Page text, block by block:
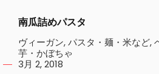
南瓜詰めパスタ
ヴィーガン,パスタ・麺・米など,
芋・かぼちゃ
3月 2, 2018